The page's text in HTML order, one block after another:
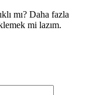
mı? Daha fazla
mi lazım.